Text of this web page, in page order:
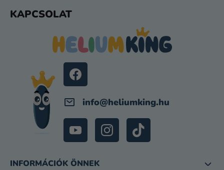
KAPCSOLAT
info@heliumking.hu
INFORMÁCIÓK ÖNNEK